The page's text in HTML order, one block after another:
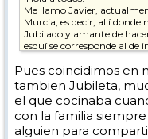
Me llamo Javier,
Murcia, es decir, allí donde
Jubilado y amante de
esquí se corresponde al
Avoriaz por ejemplo no
Mi temporada de esquí
ponerme en forma, a si
running 🏃‍♂️ a primera hora
de Madrid y a veces en el
Pues coincidimos en
tambien Jubileta,
el que cocinaba
con la familia
alguien para